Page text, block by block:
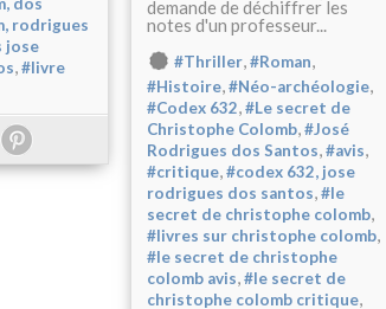
dos
rodrigues
jose
,#livre
demande de déchiffrer les
notes d'un professeur...
#Thriller,#Roman,
#Histoire,#Néo-archéologie,
#Codex 632,#Le secret de
Christophe Colomb,#José
Rodrigues dos Santos,#avis,
#critique,#codex 632, jose
rodrigues dos santos,#le
secret de christophe colomb,
#livres sur christophe colomb,
#le secret de christophe
colomb avis,#le secret de
christophe colomb critique,